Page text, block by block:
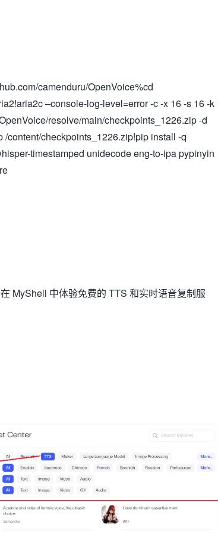
camenduru/OpenVoice%cd
–console-log-level=error -c -x 16 -s 16 -k
resolve/main/checkpoints_1226.zip -d
content/checkpoints_1226.zip!pip install -q
timestamped unidecode eng-to-ipa pypinyin
MyShell 中体验免费的 TTS 和实时语音复制服